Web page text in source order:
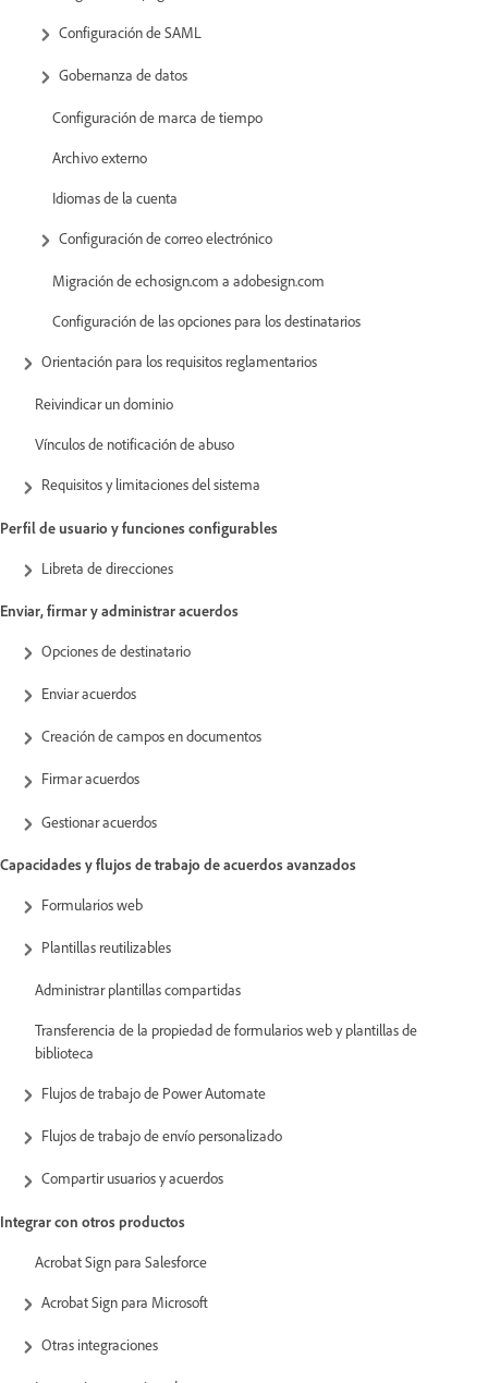
Configuración de SAML
Gobernanza de datos
Configuración de marca de tiempo
Archivo externo
Idiomas de la cuenta
Configuración de correo electrónico
Migración de echosign.com a adobesign.com
Configuración de las opciones para los destinatarios
Orientación para los requisitos reglamentarios
Reivindicar un dominio
Vínculos de notificación de abuso
Requisitos y limitaciones del sistema
Perfil de usuario y funciones configurables
Libreta de direcciones
Enviar, firmar y administrar acuerdos
Opciones de destinatario
Enviar acuerdos
Creación de campos en documentos
Firmar acuerdos
Gestionar acuerdos
Capacidades y flujos de trabajo de acuerdos avanzados
Formularios web
Plantillas reutilizables
Administrar plantillas compartidas
Transferencia de la propiedad de formularios web y plantillas de
biblioteca
Flujos de trabajo de Power Automate
Flujos de trabajo de envío personalizado
Compartir usuarios y acuerdos
Integrar con otros productos
Acrobat Sign para Salesforce
Acrobat Sign para Microsoft
Otras integraciones